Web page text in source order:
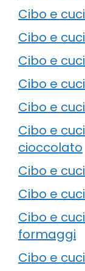
Cibo e
Cibo e
Cibo e
Cibo e
Cibo e
Cibo e
cioccolato
Cibo e
Cibo e
Cibo e
formaggi
Cibo e